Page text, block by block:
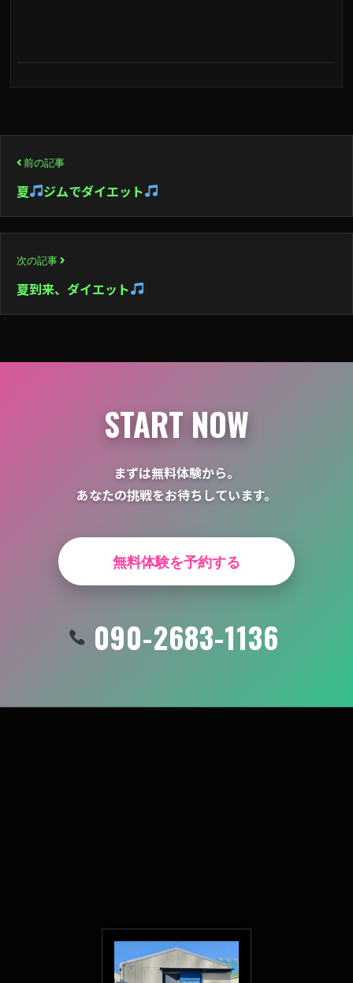
稿
ナ
ビ
ゲ
ー
ョ
前の記事
夏 ジムでダイエット
次の記事
夏到来、ダイエット
START NOW
まずは無料体験から。
あなたの挑戦をお待ちしています。
無料体験を予約する
090-2683-1136